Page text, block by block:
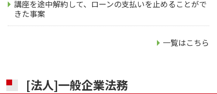
講座を途中解約して、ローンの支払いを止めることがで
きた事案
一覧はこちら
[法人]一般企業法務